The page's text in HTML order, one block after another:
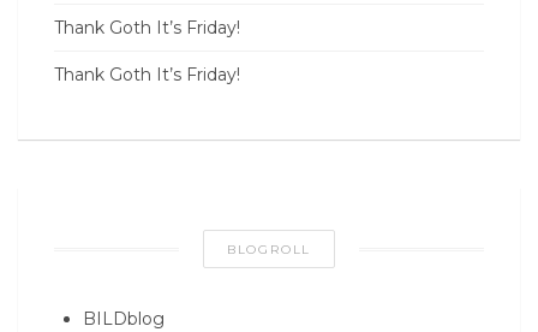
Thank Goth It’s Friday!
Thank Goth It’s Friday!
BLOGROLL
BILDblog